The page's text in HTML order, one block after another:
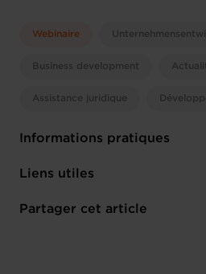
Webinaire
Business development
Assistance juridique
Informations pratiques
Jeudi 19 Oct 2023
Online
Liens utiles
M'inscrire
Partager cet article